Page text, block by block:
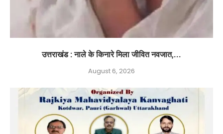
उत्तराखंड : नाले के किनारे मिला जीवित नवजात,...
August 6, 2026